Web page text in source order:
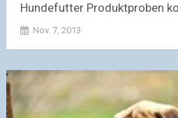
Hundefutter Produktproben
Nov. 7, 2013